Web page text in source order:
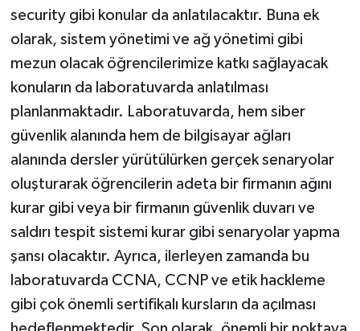
security gibi konular da anlatılacaktır. Buna ek
olarak, sistem yönetimi ve ağ yönetimi gibi
mezun olacak öğrencilerimize katkı sağlayacak
konuların da laboratuvarda anlatılması
planlanmaktadır. Laboratuvarda, hem siber
güvenlik alanında hem de bilgisayar ağları
alanında dersler yürütülürken gerçek senaryolar
oluşturarak öğrencilerin adeta bir firmanın ağını
kurar gibi veya bir firmanın güvenlik duvarı ve
saldırı tespit sistemi kurar gibi senaryolar yapma
şansı olacaktır. Ayrıca, ilerleyen zamanda bu
laboratuvarda CCNA, CCNP ve etik hackleme
gibi çok önemli sertifikalı kursların da açılması